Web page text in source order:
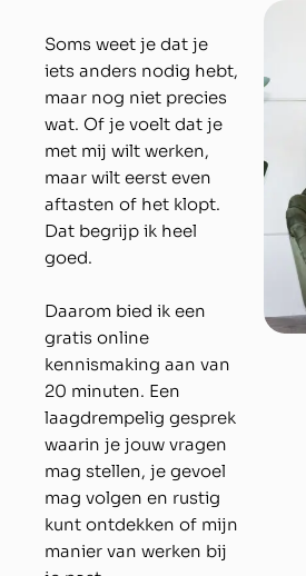
Soms weet je dat je
iets anders nodig hebt,
maar nog niet precies
wat. Of je voelt dat je
met mij wilt werken,
maar wilt eerst even
aftasten of het klopt.
Dat begrijp ik heel
goed.
Daarom bied ik een
gratis online
kennismaking aan van
20 minuten. Een
laagdrempelig gesprek
waarin je jouw vragen
mag stellen, je gevoel
mag volgen en rustig
kunt ontdekken of mijn
manier van werken bij